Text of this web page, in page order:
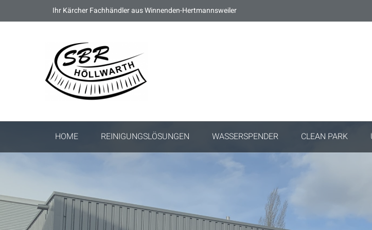
Ihr Kärcher Fachhändler aus Winnenden-Hertmannsweiler
HOME REINIGUNGSLÖSUNGEN WASSERSPENDER CLEAN PARK